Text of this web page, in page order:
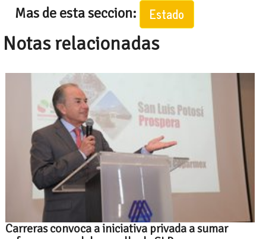
Mas de esta seccion: Estado
Notas relacionadas
Carreras convoca a iniciativa privada a sumar